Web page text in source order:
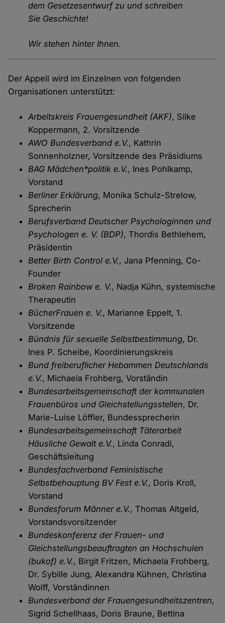
dem Gesetzesentwurf zu und schreiben
Sie Geschichte!
Wir stehen hinter Ihnen.
Der Appell wird im Einzelnen von folgenden
Organisationen unterstützt:
Arbeitskreis Frauengesundheit (AKF), Silke
Koppermann, 2. Vorsitzende
AWO Bundesverband e.V., Kathrin
Sonnenholzner, Vorsitzende des Präsidiums
BAG Mädchen*politik e.V., Ines Pohlkamp,
Vorstand
Berliner Erklärung, Monika Schulz-Strelow,
Sprecherin
Berufsverband Deutscher Psychologinnen und
Psychologen e. V. (BDP), Thordis Bethlehem,
Präsidentin
Better Birth Control e.V., Jana Pfenning, Co-
Founder
Broken Rainbow e. V., Nadja Kühn, systemische
Therapeutin
BücherFrauen e. V., Marianne Eppelt, 1.
Vorsitzende
Bündnis für sexuelle Selbstbestimmung, Dr.
Ines P. Scheibe, Koordinierungskreis
Bund freiberuflicher Hebammen Deutschlands
e.V., Michaela Frohberg, Vorständin
Bundesarbeitsgemeinschaft der kommunalen
Frauenbüros und Gleichstellungsstellen, Dr.
Marie-Luise Löffler, Bundessprecherin
Bundesarbeitsgemeinschaft Täterarbeit
Häusliche Gewalt e.V., Linda Conradi,
Geschäftsleitung
Bundesfachverband Feministische
Selbstbehauptung BV Fest e.V., Doris Kroll,
Vorstand
Bundesforum Männer e.V., Thomas Altgeld,
Vorstandsvorsitzender
Bundeskonferenz der Frauen- und
Gleichstellungsbeauftragten an Hochschulen
(bukof) e.V., Birgit Fritzen, Michaela Frohberg,
Dr. Sybille Jung, Alexandra Kühnen, Christina
Wolff, Vorständinnen
Bundesverband der Frauengesundheitszentren,
Sigrid Schellhaas, Doris Braune, Bettina